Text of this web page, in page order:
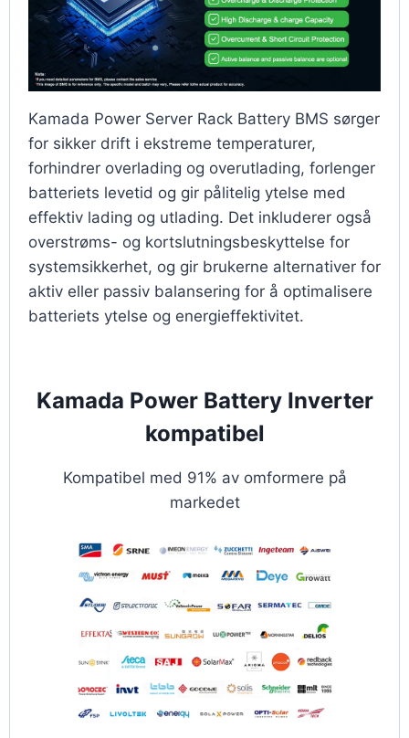
Kamada Power Server Rack Battery BMS sørger
for sikker drift i ekstreme temperaturer,
forhindrer overlading og overutlading, forlenger
batteriets levetid og gir pålitelig ytelse med
effektiv lading og utlading. Det inkluderer også
overstrøms- og kortslutningsbeskyttelse for
systemsikkerhet, og gir brukerne alternativer for
aktiv eller passiv balansering for å optimalisere
batteriets ytelse og energieffektivitet.
Kamada Power Battery Inverter
kompatibel
Kompatibel med 91% av omformere på
markedet